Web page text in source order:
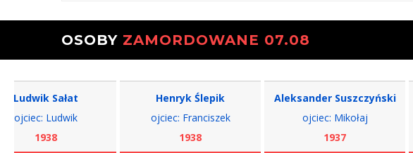
OSOBY ZAMORDOWANE 07.08
Sałat
Ludwik
Henryk Ślepik
ojciec: Franciszek
Aleksander Suszczyński
ojciec: Mikołaj